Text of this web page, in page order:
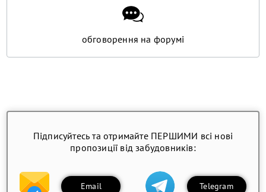
обговорення на форумі
Підписуйтесь та отримайте ПЕРШИМИ всі нові
пропозиції від забудовників:
Email Telegram